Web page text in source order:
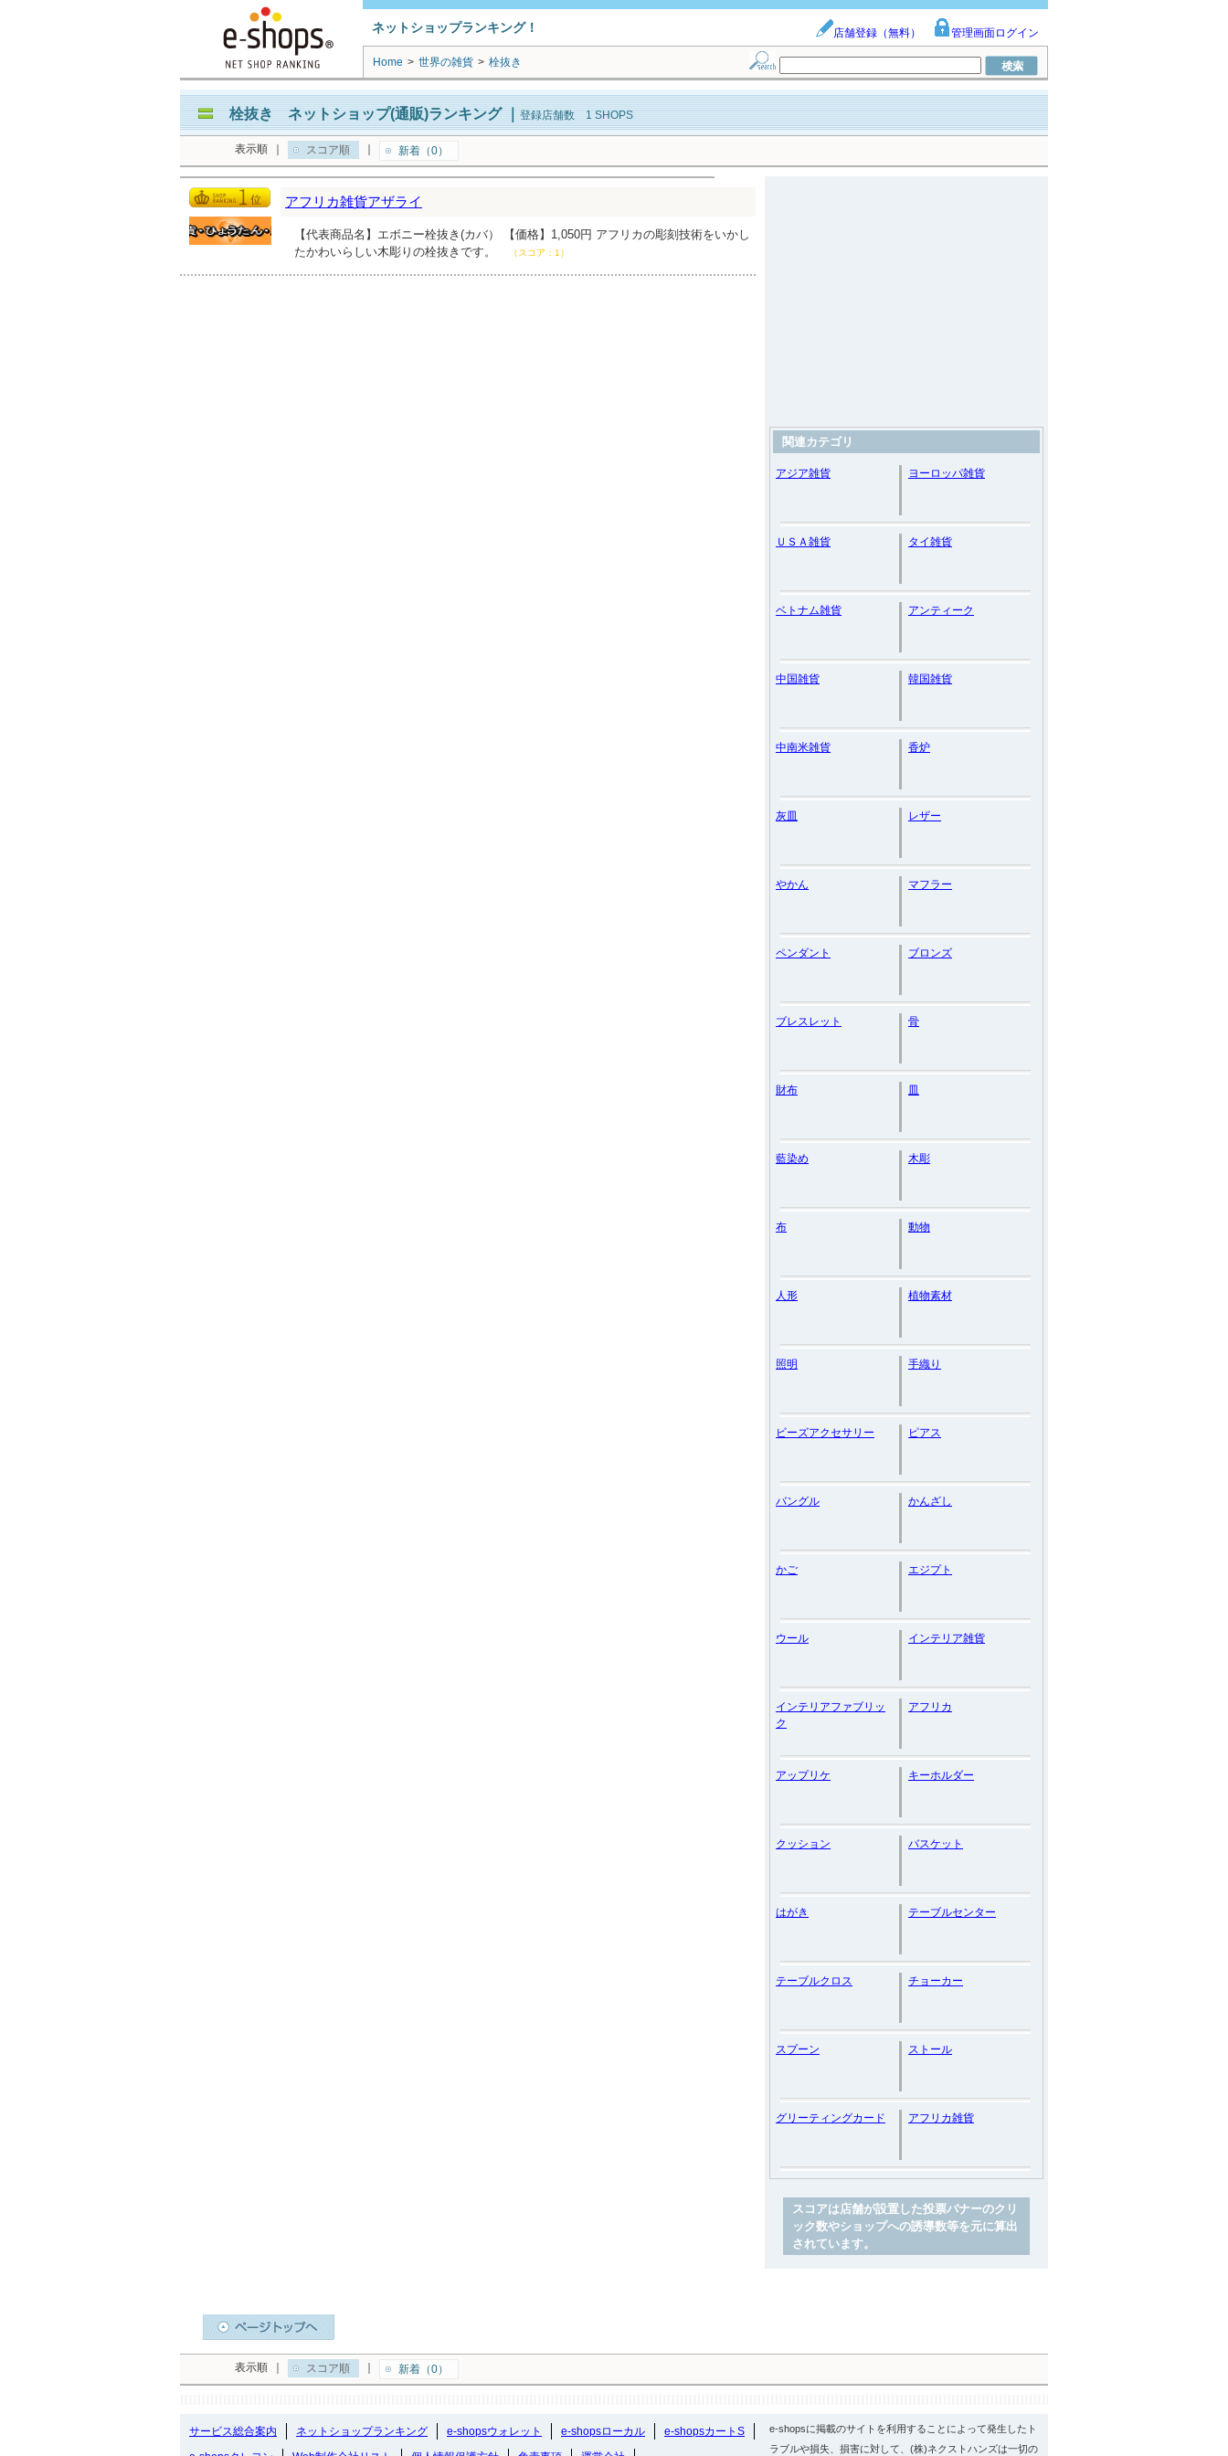
ネットショップランキング！ 店舗登録（無料） 管理画面ログイン
Home > 世界の雑貨 > 栓抜き
栓抜き ネットショップ(通販)ランキング｜ 登録店舗数 1 SHOPS
表示順 スコア順 新着（0）
アフリカ雑貨アザライ
【代表商品名】エボニー栓抜き(カバ） 【価格】1,050円 アフリカの彫刻技術をいかし
たかわいらしい木彫りの栓抜きです。
（スコア：1）
関連カテゴリ
アジア雑貨 ヨーロッパ雑貨
ＵＳＡ雑貨 タイ雑貨
ベトナム雑貨 アンティーク
中国雑貨 韓国雑貨
中南米雑貨 香炉
灰皿 レザー
やかん マフラー
ペンダント ブロンズ
ブレスレット 骨
財布 皿
藍染め 木彫
布 動物
人形 植物素材
照明 手織り
ビーズアクセサリー ピアス
バングル かんざし
かご エジプト
ウール インテリア雑貨
インテリアファブリッ
ク
アフリカ
アップリケ キーホルダー
クッション バスケット
はがき テーブルセンター
テーブルクロス チョーカー
スプーン ストール
グリーティングカード アフリカ雑貨
スコアは店舗が設置した投票バナーのクリ
ック数やショップへの誘導数等を元に算出
されています。
表示順 スコア順 新着（0）
サービス総合案内 ネットショップランキング e-shopsウォレット e-shopsローカル
e-shopsカートS
e-shopsに掲載のサイトを利用することによって発生したト
ラブルや損失、損害に対して、(株)ネクストハンズは一切の